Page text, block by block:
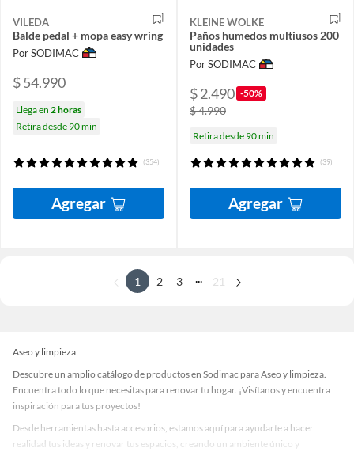
VILEDA
Balde pedal + mopa easy wring
Por SODIMAC
$ 54.990
Llega en 2 horas
Retira desde 90 min
(354)
Agregar
KLEINE WOLKE
Paños humedos multiusos 200
unidades
Por SODIMAC
$ 2.490 -50%
$ 4.990
Retira desde 90 min
(39)
Agregar
1 2 3 21
Aseo y limpieza
Descubre un amplio catálogo de productos en Sodimac para Aseo y limpieza.
Encuentra todo lo que necesitas para renovar tu hogar. ¡Visítanos y encuentra
inspiración para tus proyectos!
Desde herramientas hasta accesorios, estamos aquí para ayudarte a hacer
realidad tus ideas y renovar tus espacios, creando un ambiente único y